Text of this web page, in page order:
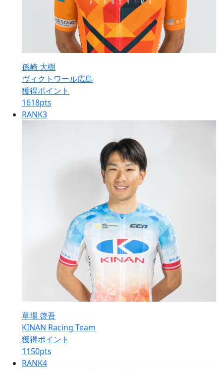
孫崎 大樹
ヴィクトワール広島
獲得ポイント
1618pts
RANK3
草場 啓吾
KINAN Racing Team
獲得ポイント
1150pts
RANK4